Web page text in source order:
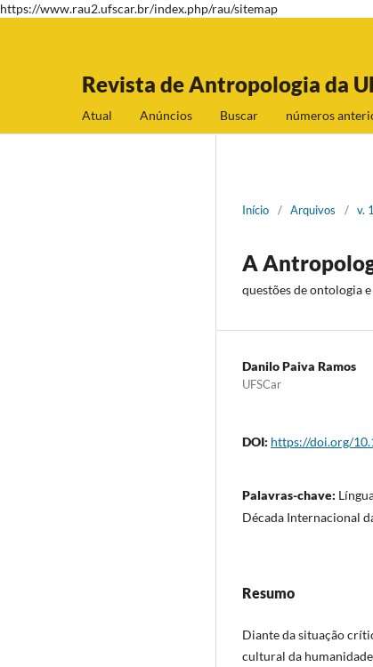
https://www.rau2.ufscar.br/index.php/rau/sitemap
Revista de Antropologia da
Atual Anúncios Buscar números
Início / Arquivos / v.
A
questões de ontologia
Danilo Paiva Ramos
UFSCar
DOI: https://doi.org/
Palavras-chave:
Década Internacional
Resumo
Diante da situação
cultural da